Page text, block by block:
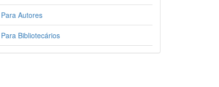
Para Autores
Para Bibliotecários